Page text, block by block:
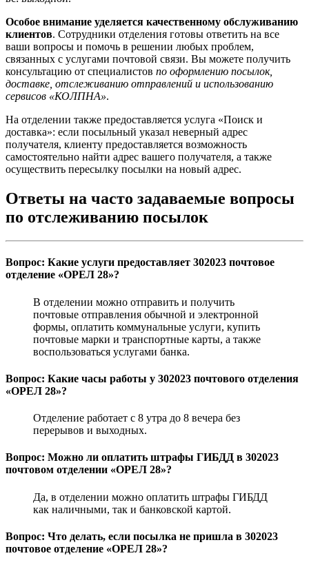
Особое внимание уделяется качественному обслуживанию
клиентов. Сотрудники отделения готовы ответить на все
ваши вопросы и помочь в решении любых проблем,
связанных с услугами почтовой связи. Вы можете получить
консультацию от специалистов по оформлению посылок,
доставке, отслеживанию отправлений и использованию
сервисов «КОЛПНА».
На отделении также предоставляется услуга «Поиск и
доставка»: если посыльный указал неверный адрес
получателя, клиенту предоставляется возможность
самостоятельно найти адрес вашего получателя, а также
осуществить пересылку посылки на новый адрес.
Ответы на часто задаваемые вопросы
по отслеживанию посылок
Вопрос: Какие услуги предоставляет 302023 почтовое
отделение «ОРЕЛ 28»?
В отделении можно отправить и получить
почтовые отправления обычной и электронной
формы, оплатить коммунальные услуги, купить
почтовые марки и транспортные карты, а также
воспользоваться услугами банка.
Вопрос: Какие часы работы у 302023 почтового отделения
«ОРЕЛ 28»?
Отделение работает с 8 утра до 8 вечера без
перерывов и выходных.
Вопрос: Можно ли оплатить штрафы ГИБДД в 302023
почтовом отделении «ОРЕЛ 28»?
Да, в отделении можно оплатить штрафы ГИБДД
как наличными, так и банковской картой.
Вопрос: Что делать, если посылка не пришла в 302023
почтовое отделение «ОРЕЛ 28»?